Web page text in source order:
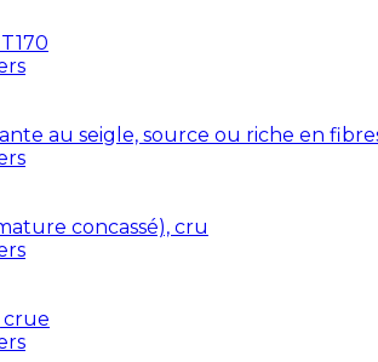
au seigle, source ou riche en
concassé), cru
crue